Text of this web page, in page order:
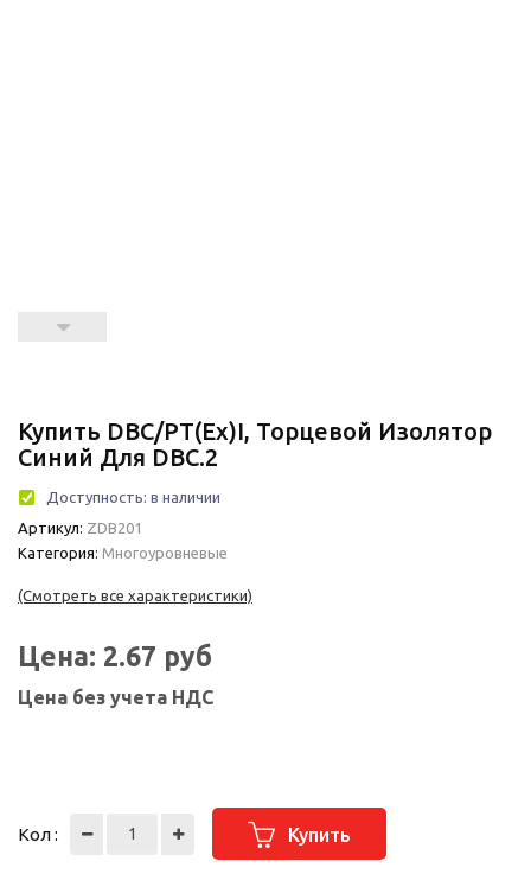
Купить DBC/PT(Ex)i, Торцевой Изолятор
Синий Для DBC.2
Доступность: в наличии
Артикул: ZDB201
Категория: Многоуровневые
(Смотреть все характеристики)
Цена: 2.67 руб
Цена без учета НДС
Кол : Купить